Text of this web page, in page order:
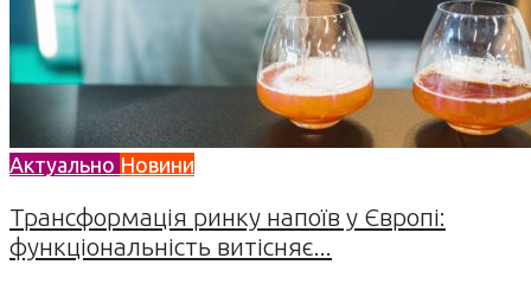
Актуально Новини
Трансформація ринку напоїв у Європі:
функціональність витісняє...